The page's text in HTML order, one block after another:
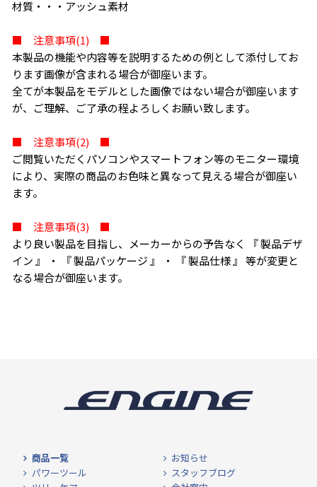
材質・・・アッシュ素材
■ 注意事項(1) ■
本製品の機能や内容等を説明するための例として添付してお
ります画像が含まれる場合が御座います。
全てが本製品をモデルとした画像ではない場合が御座います
が、ご理解、ご了承の程よろしくお願い致します。
■ 注意事項(2) ■
ご閲覧いただくパソコンやスマートフォン等のモニター環境
により、実際の商品のお色味と異なって見える場合が御座い
ます。
■ 注意事項(3) ■
より良い製品を目指し、メーカーからの予告なく 『 製品デザ
イン 』 ・ 『 製品パッケージ 』 ・ 『 製品仕様 』 等が変更と
なる場合が御座います。
商品一覧
パワーツール
お知らせ
スタッフブログ